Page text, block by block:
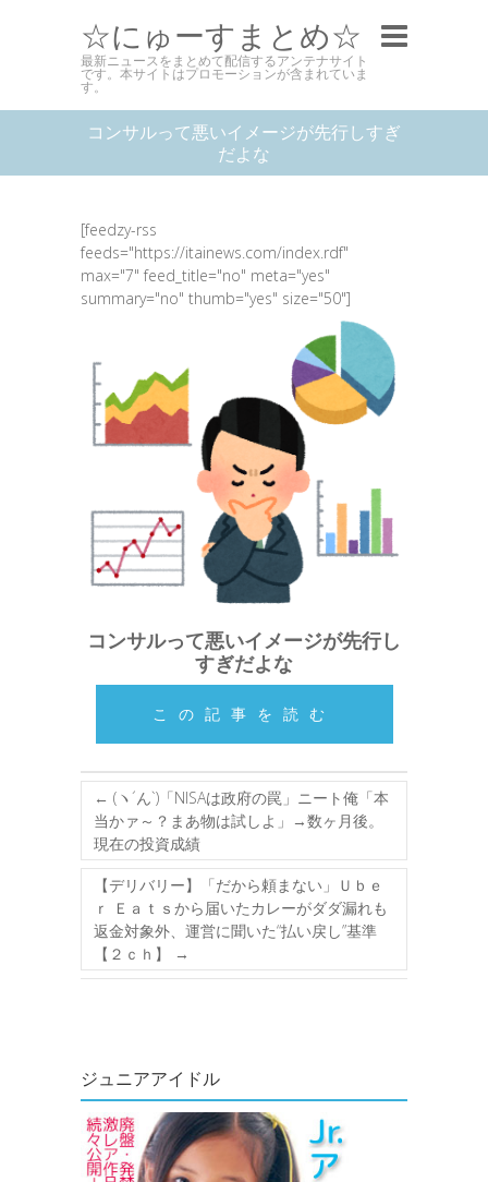
☆にゅーすまとめ☆
最新ニュースをまとめて配信するアンテナサイト
です。本サイトはプロモーションが含まれていま
す。
コンサルって悪いイメージが先行しすぎ
だよな
[feedzy-rss
feeds="https://itainews.com/index.rdf"
max="7" feed_title="no" meta="yes"
summary="no" thumb="yes" size="50"]
コンサルって悪いイメージが先行し
すぎだよな
この記事を読む
← (ヽ´ん`)「NISAは政府の罠」ニート俺「本
当かァ～？まあ物は試しよ」→数ヶ月後。
現在の投資成績
【デリバリー】「だから頼まない」Ｕｂｅ
ｒ Ｅａｔｓから届いたカレーがダダ漏れも
返金対象外、運営に聞いた“払い戻し”基準
【２ｃｈ】
→
ジュニアアイドル